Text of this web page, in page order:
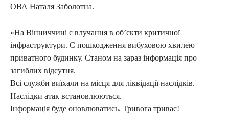
ОВА Наталя Заболотна.
«На Вінниччині є влучання в об’єкти критичної
інфраструктури. Є пошкодження вибуховою хвилею
приватного будинку. Станом на зараз інформація про
загиблих відсутня.
Всі служби виїхали на місця для ліквідації наслідків.
Наслідки атак встановлюються.
Інформація буде оновлюватись. Тривога триває!